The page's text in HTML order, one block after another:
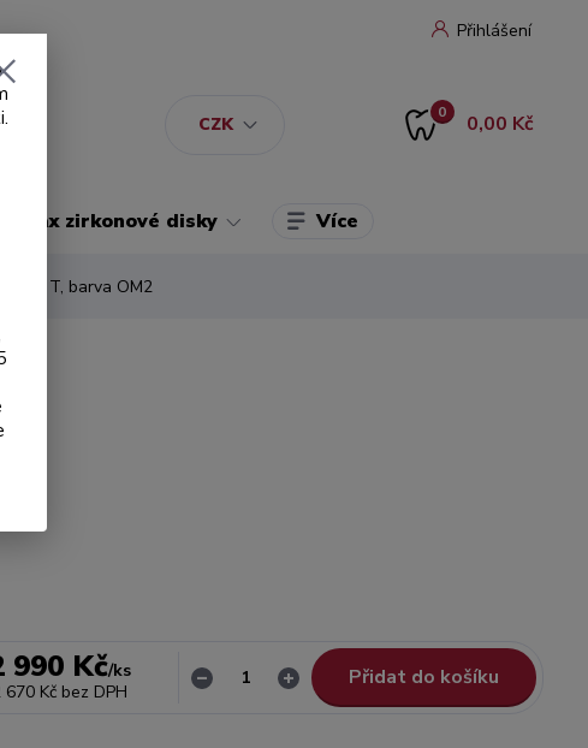
CZK
Přihlášení
0 0,00 Kč
zirkonové disky Více
T, barva OM2
990 Kč/ks
670 Kč bez DPH
Přidat do košíku